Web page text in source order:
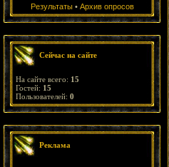
Результаты• Архив опросов
Сейчас на сайте
На сайте всего: 15
Гостей: 15
Пользователей: 0
Реклама